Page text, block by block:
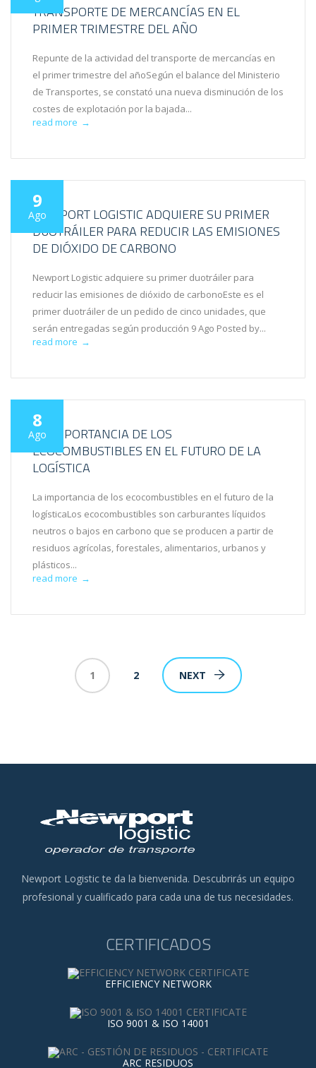
TRANSPORTE DE MERCANCÍAS EN EL
PRIMER TRIMESTRE DEL AÑO
Repunte de la actividad del transporte de mercancías en
el primer trimestre del añoSegún el balance del Ministerio
de Transportes, se constató una nueva disminución de los
costes de explotación por la bajada...
read more →
9
Ago
NEWPORT LOGISTIC ADQUIERE SU PRIMER
DUOTRÁILER PARA REDUCIR LAS EMISIONES
DE DIÓXIDO DE CARBONO
Newport Logistic adquiere su primer duotráiler para
reducir las emisiones de dióxido de carbonoEste es el
primer duotráiler de un pedido de cinco unidades, que
serán entregadas según producción 9 Ago Posted by...
read more →
8
Ago
LA IMPORTANCIA DE LOS
ECOCOMBUSTIBLES EN EL FUTURO DE LA
LOGÍSTICA
La importancia de los ecocombustibles en el futuro de la
logísticaLos ecocombustibles son carburantes líquidos
neutros o bajos en carbono que se producen a partir de
residuos agrícolas, forestales, alimentarios, urbanos y
plásticos...
read more →
1 2 NEXT
Newport Logistic te da la bienvenida. Descubrirás un equipo
profesional y cualificado para cada una de tus necesidades.
CERTIFICADOS
EFFICIENCY NETWORK
ISO 9001 & ISO 14001
ARC RESIDUOS